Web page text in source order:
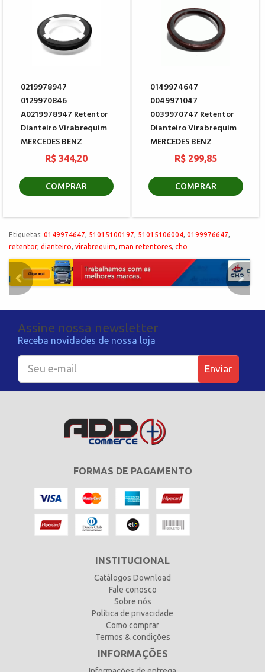
0219978947
0129970846
A0219978947 Retentor
Dianteiro Virabrequim
MERCEDES BENZ
R$ 344,20
COMPRAR
0149974647
0049971047
0039970747 Retentor
Dianteiro Virabrequim
MERCEDES BENZ
R$ 299,85
COMPRAR
Etiquetas: 0149974647, 51015100197, 51015106004, 0199976647,
retentor, dianteiro, virabrequim, man retentores, cho
Assine nossa newsletter
Receba novidades de nossa loja
Enviar
FORMAS DE PAGAMENTO
INSTITUCIONAL
Catálogos Download
Fale conosco
Sobre nós
Política de privacidade
Como comprar
Termos & condições
INFORMAÇÕES